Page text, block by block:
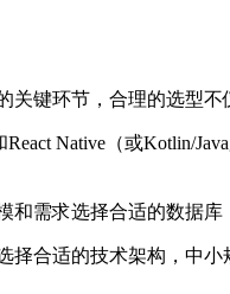
关键环节，合理的选型
React Native（或Kotlin/
和需求选择合适的数据
择合适的技术架构，中